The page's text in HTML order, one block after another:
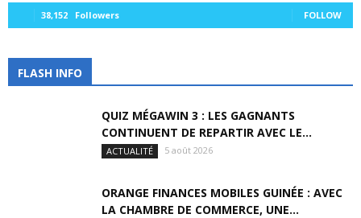
38,152 Followers FOLLOW
FLASH INFO
QUIZ MÉGAWIN 3 : LES GAGNANTS
CONTINUENT DE REPARTIR AVEC LE...
ACTUALITÉ 5 août 2026
ORANGE FINANCES MOBILES GUINÉE : AVEC
LA CHAMBRE DE COMMERCE, UNE...